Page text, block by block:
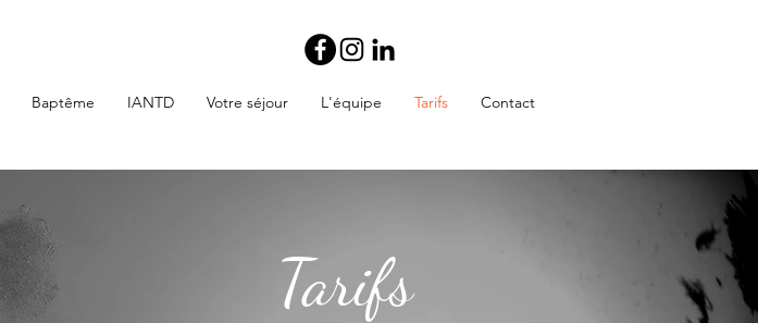
Baptême IANTD Votre séjour L'équipe Tarifs Contact
Tarifs